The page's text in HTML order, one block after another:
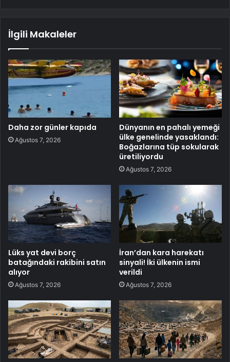
İlgili Makaleler
Daha zor günler kapıda
Ağustos 7, 2026
Dünyanın en pahalı yemeği
ülke genelinde yasaklandı:
Boğazlarına tüp sokularak
üretiliyordu
Ağustos 7, 2026
Lüks yat devi borç
batağındaki rakibini satın
alıyor
Ağustos 7, 2026
İran’dan kara harekatı
sinyali! İki ülkenin ismi
verildi
Ağustos 7, 2026